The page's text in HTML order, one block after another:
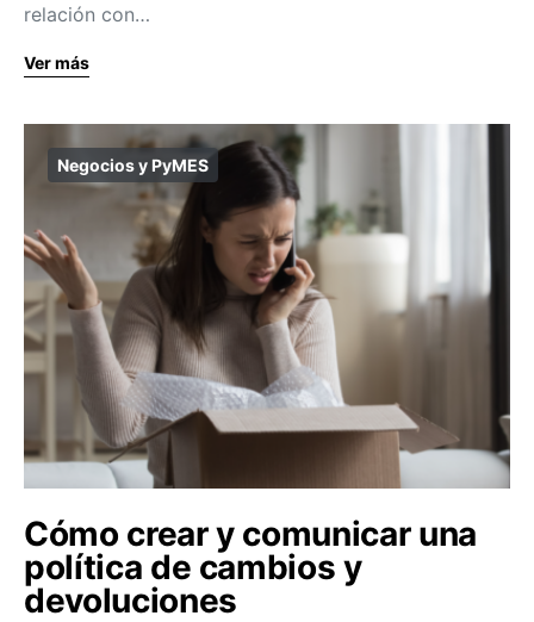
relación con…
Ver más
Negocios y PyMES
Cómo crear y comunicar una
política de cambios y
devoluciones